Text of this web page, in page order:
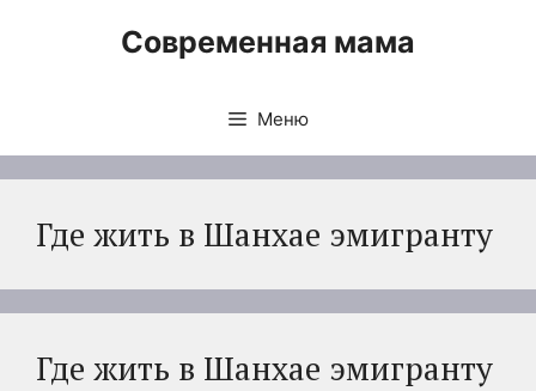
Современная мама
Меню
Где жить в Шанхае эмигранту
Где жить в Шанхае эмигранту